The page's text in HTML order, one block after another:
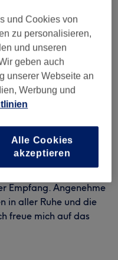
Nach Sternen filtern
Empfang. Angenehme
in aller Ruhe und die
freue mich auf das
und Cookies von
zu personalisieren,
und unseren
geben auch
unserer Webseite an
Werbung und
Alle Cookies
akzeptieren